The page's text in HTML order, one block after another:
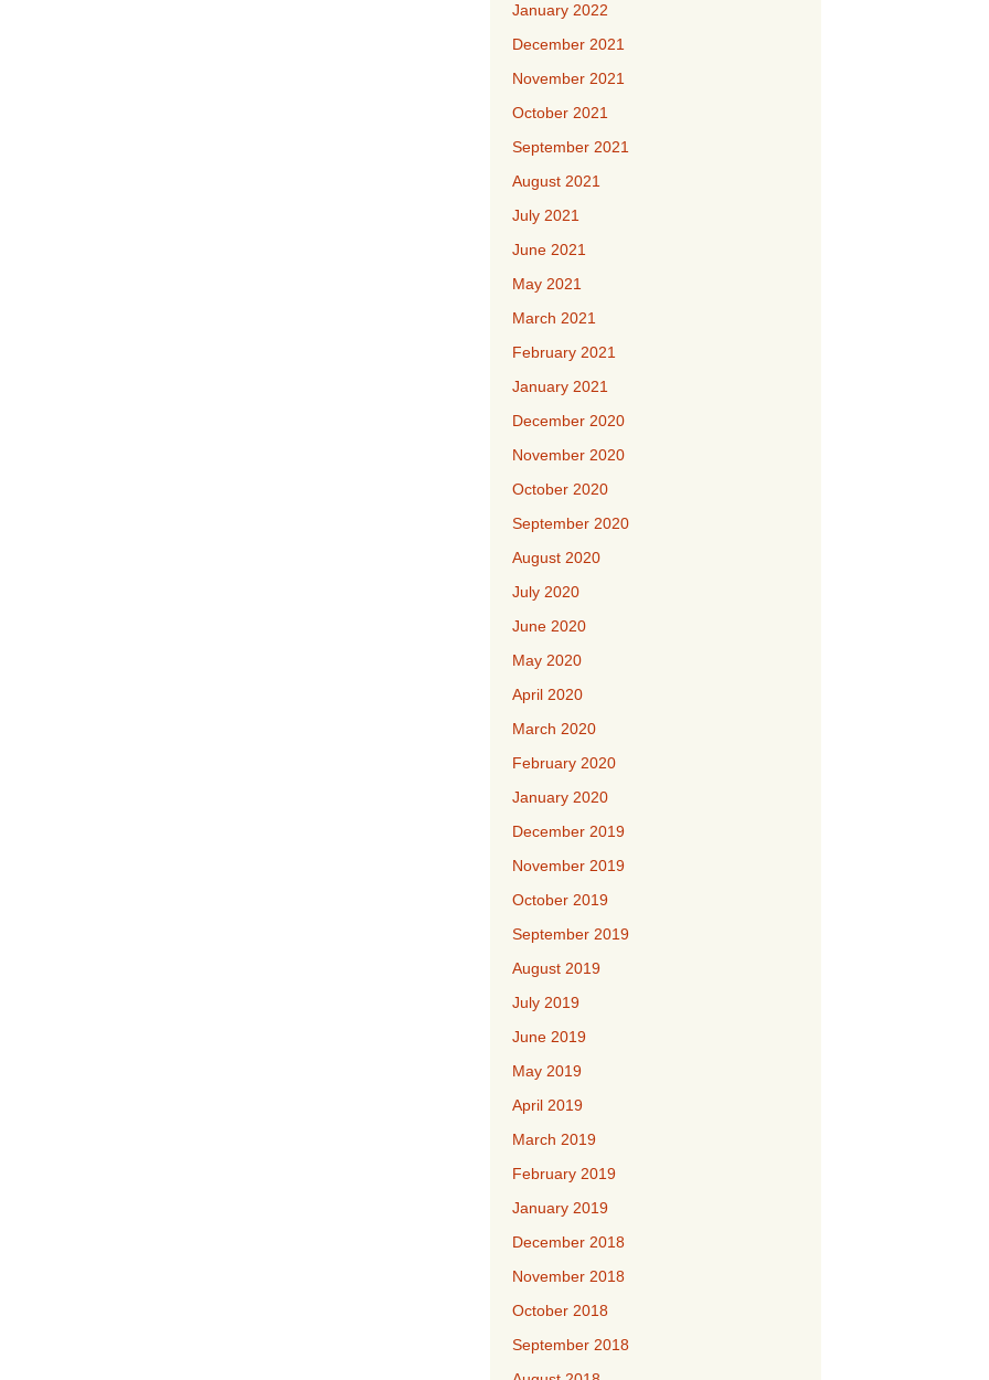
January 2022
December 2021
November 2021
October 2021
September 2021
August 2021
July 2021
June 2021
May 2021
March 2021
February 2021
January 2021
December 2020
November 2020
October 2020
September 2020
August 2020
July 2020
June 2020
May 2020
April 2020
March 2020
February 2020
January 2020
December 2019
November 2019
October 2019
September 2019
August 2019
July 2019
June 2019
May 2019
April 2019
March 2019
February 2019
January 2019
December 2018
November 2018
October 2018
September 2018